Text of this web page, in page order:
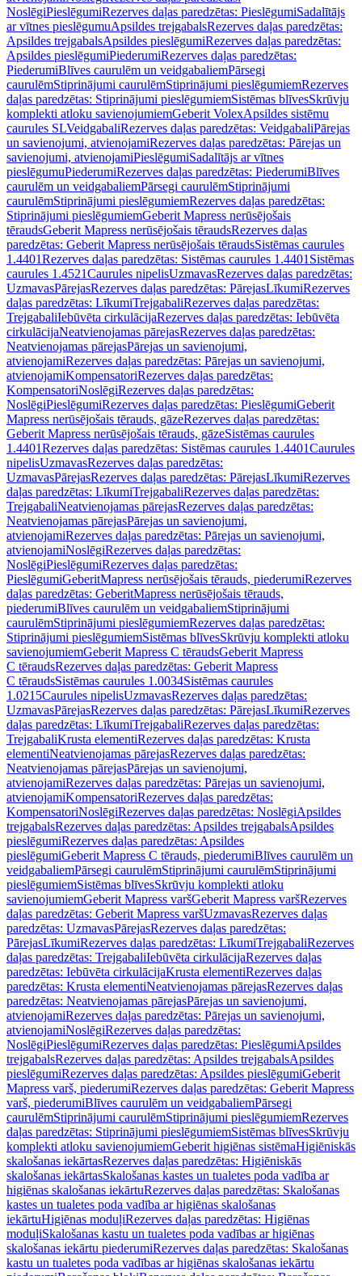
NoslēgiPieslēgumiRezerves daļas paredzētas: PieslēgumiSadalītājs
ar vītnes pieslēgumuApsildes trejgabalsRezerves daļas paredzētas:
Apsildes trejgabalsApsildes pieslēgumiRezerves daļas paredzētas:
Apsildes pieslēgumiPiederumiRezerves daļas paredzētas:
PiederumiBlīves caurulēm un veidgabaliemPārsegi
caurulēmStiprinājumi caurulēmStiprinājumi pieslēgumiemRezerves
daļas paredzētas: Stiprinājumi pieslēgumiemSistēmas blīvesSkrūvju
komplekti atloku savienojumiemGeberit VolexApsildes sistēmu
caurules SLVeidgabaliRezerves daļas paredzētas: VeidgabaliPārejas
un savienojumi, atvienojamiRezerves daļas paredzētas: Pārejas un
savienojumi, atvienojamiPieslēgumiSadalītājs ar vītnes
pieslēgumuPiederumiRezerves daļas paredzētas: PiederumiBlīves
caurulēm un veidgabaliemPārsegi caurulēmStiprinājumi
caurulēmStiprinājumi pieslēgumiemRezerves daļas paredzētas:
Stiprinājumi pieslēgumiemGeberit Mapress nerūsējošais
tēraudsGeberit Mapress nerūsējošais tēraudsRezerves daļas
paredzētas: Geberit Mapress nerūsējošais tēraudsSistēmas caurules
1.4401Rezerves daļas paredzētas: Sistēmas caurules 1.4401 Sistēmas
caurules 1.4521Caurules nipelisUzmavasRezerves daļas paredzētas:
UzmavasPārejasRezerves daļas paredzētas: PārejasLīkumiRezerves
daļas paredzētas: LīkumiTrejgabaliRezerves daļas paredzētas:
TrejgabaliIebūvēta cirkulācijaRezerves daļas paredzētas: Iebūvēta
cirkulācijaNeatvienojamas pārejasRezerves daļas paredzētas:
Neatvienojamas pārejasPārejas un savienojumi,
atvienojamiRezerves daļas paredzētas: Pārejas un savienojumi,
atvienojamiKompensatoriRezerves daļas paredzētas:
KompensatoriNoslēgiRezerves daļas paredzētas:
NoslēgiPieslēgumiRezerves daļas paredzētas: PieslēgumiGeberit
Mapress nerūsējošais tērauds, gāzeRezerves daļas paredzētas:
Geberit Mapress nerūsējošais tērauds, gāzeSistēmas caurules
1.4401Rezerves daļas paredzētas: Sistēmas caurules 1.4401Caurules
nipelisUzmavasRezerves daļas paredzētas:
UzmavasPārejasRezerves daļas paredzētas: PārejasLīkumiRezerves
daļas paredzētas: LīkumiTrejgabaliRezerves daļas paredzētas:
TrejgabaliNeatvienojamas pārejasRezerves daļas paredzētas:
Neatvienojamas pārejasPārejas un savienojumi,
atvienojamiRezerves daļas paredzētas: Pārejas un savienojumi,
atvienojamiNoslēgiRezerves daļas paredzētas:
NoslēgiPieslēgumiRezerves daļas paredzētas:
PieslēgumiGeberitMapress nerūsējošais tērauds, piederumiRezerves
daļas paredzētas: GeberitMapress nerūsējošais tērauds,
piederumiBlīves caurulēm un veidgabaliemStiprinājumi
caurulēmStiprinājumi pieslēgumiemRezerves daļas paredzētas:
Stiprinājumi pieslēgumiemSistēmas blīvesSkrūvju komplekti atloku
savienojumiemGeberit Mapress C tēraudsGeberit Mapress
C tēraudsRezerves daļas paredzētas: Geberit Mapress
C tēraudsSistēmas caurules 1.0034Sistēmas caurules
1.0215Caurules nipelisUzmavasRezerves daļas paredzētas:
UzmavasPārejasRezerves daļas paredzētas: PārejasLīkumiRezerves
daļas paredzētas: LīkumiTrejgabaliRezerves daļas paredzētas:
TrejgabaliKrusta elementiRezerves daļas paredzētas: Krusta
elementiNeatvienojamas pārejasRezerves daļas paredzētas:
Neatvienojamas pārejasPārejas un savienojumi,
atvienojamiRezerves daļas paredzētas: Pārejas un savienojumi,
atvienojamiKompensatoriRezerves daļas paredzētas:
KompensatoriNoslēgiRezerves daļas paredzētas: NoslēgiApsildes
trejgabalsRezerves daļas paredzētas: Apsildes trejgabalsApsildes
pieslēgumiRezerves daļas paredzētas: Apsildes
pieslēgumiGeberit Mapress C tērauds, piederumiBlīves caurulēm un
veidgabaliemPārsegi caurulēmStiprinājumi caurulēmStiprinājumi
pieslēgumiemSistēmas blīvesSkrūvju komplekti atloku
savienojumiemGeberit Mapress varšGeberit Mapress varšRezerves
daļas paredzētas: Geberit Mapress varšUzmavasRezerves daļas
paredzētas: UzmavasPārejasRezerves daļas paredzētas:
PārejasLīkumiRezerves daļas paredzētas: LīkumiTrejgabaliRezerves
daļas paredzētas: TrejgabaliIebūvēta cirkulācijaRezerves daļas
paredzētas: Iebūvēta cirkulācijaKrusta elementiRezerves daļas
paredzētas: Krusta elementiNeatvienojamas pārejasRezerves daļas
paredzētas: Neatvienojamas pārejasPārejas un savienojumi,
atvienojamiRezerves daļas paredzētas: Pārejas un savienojumi,
atvienojamiNoslēgiRezerves daļas paredzētas:
NoslēgiPieslēgumiRezerves daļas paredzētas: PieslēgumiApsildes
trejgabalsRezerves daļas paredzētas: Apsildes trejgabalsApsildes
pieslēgumiRezerves daļas paredzētas: Apsildes pieslēgumiGeberit
Mapress varš, piederumiRezerves daļas paredzētas: Geberit Mapress
varš, piederumiBlīves caurulēm un veidgabaliemPārsegi
caurulēmStiprinājumi caurulēmStiprinājumi pieslēgumiemRezerves
daļas paredzētas: Stiprinājumi pieslēgumiemSistēmas blīvesSkrūvju
komplekti atloku savienojumiemGeberit higiēnas sistēmaHigiēniskās
skalošanas iekārtasRezerves daļas paredzētas: Higiēniskās
skalošanas iekārtasSkalošanas kastes un tualetes poda vadība ar
higiēnas skalošanas iekārtuRezerves daļas paredzētas: Skalošanas
kastes un tualetes poda vadība ar higiēnas skalošanas
iekārtuHigiēnas moduļiRezerves daļas paredzētas: Higiēnas
moduļiSkalošanas kastu un tualetes poda vadības ar higiēnas
skalošanas iekārtu piederumiRezerves daļas paredzētas: Skalošanas
kastu un tualetes poda vadības ar higiēnas skalošanas iekārtu